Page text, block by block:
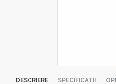
DESCRIERE SPECIFICATII